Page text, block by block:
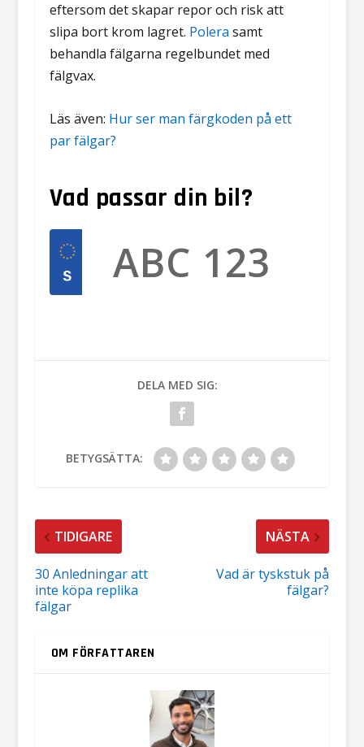
eftersom det skapar repor och risk att
slipa bort krom lagret. Polera samt
behandla fälgarna regelbundet med
fälgvax.
Läs även: Hur ser man färgkoden på ett
par fälgar?
Vad passar din bil?
DELA MED SIG:
BETYGSÄTTA:
TIDIGARE
30 Anledningar att
inte köpa replika
fälgar
NÄSTA
Vad är tyskstuk på
fälgar?
OM FÖRFATTAREN